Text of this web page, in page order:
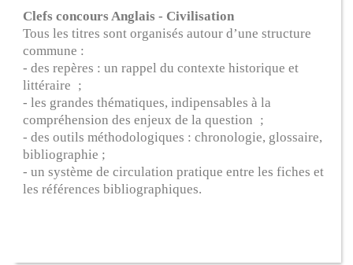
Clefs concours Anglais - Civilisation
Tous les titres sont organisés autour d’une structure
commune :
- des repères : un rappel du contexte historique et
littéraire ;
- les grandes thématiques, indipensables à la
compréhension des enjeux de la question ;
- des outils méthodologiques : chronologie, glossaire,
bibliographie ;
- un système de circulation pratique entre les fiches et
les références bibliographiques.